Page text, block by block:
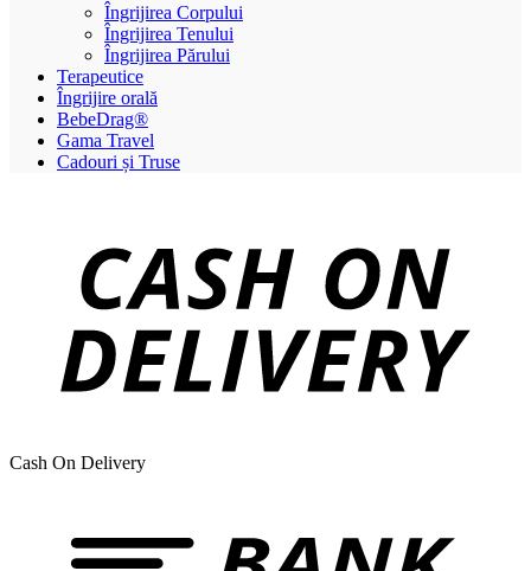
Îngrijirea Corpului
Îngrijirea Tenului
Îngrijirea Părului
Terapeutice
Îngrijire orală
BebeDrag®
Gama Travel
Cadouri și Truse
Cash On Delivery